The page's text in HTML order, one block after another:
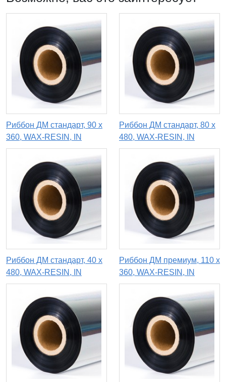
Риббон ДМ стандарт, 90 x
360, WAX-RESIN, IN
Риббон ДМ стандарт, 80 х
480, WAX-RESIN, IN
Риббон ДМ стандарт, 40 х
480, WAX-RESIN, IN
Риббон ДМ премиум, 110 х
360, WAX-RESIN, IN